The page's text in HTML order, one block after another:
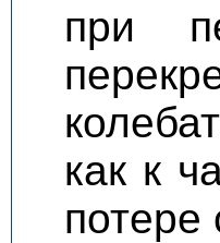
при
как к
потере